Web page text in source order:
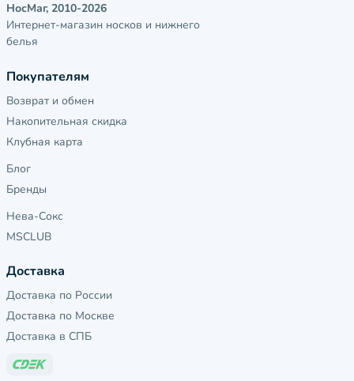
НосМаг, 2010-2026
Интернет-магазин носков и нижнего
белья
Покупателям
Возврат и обмен
Накопительная скидка
Клубная карта
Блог
Бренды
Нева-Сокс
MSCLUB
Доставка
Доставка по России
Доставка по Москве
Доставка в СПБ